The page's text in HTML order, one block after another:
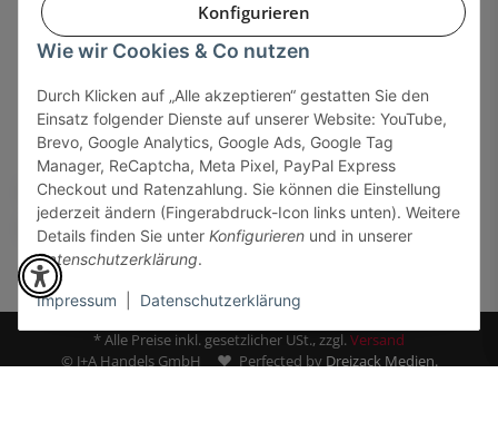
Konfigurieren
Wie wir Cookies & Co nutzen
Durch Klicken auf „Alle akzeptieren“ gestatten Sie den
Einsatz folgender Dienste auf unserer Website: YouTube,
Brevo, Google Analytics, Google Ads, Google Tag
Manager, ReCaptcha, Meta Pixel, PayPal Express
Checkout und Ratenzahlung. Sie können die Einstellung
jederzeit ändern (Fingerabdruck-Icon links unten). Weitere
Details finden Sie unter Konfigurieren und in unserer
Datenschutzerklärung.
Impressum Datenschutzerklärung
Sicher bezahlen via:
* Alle Preise inkl. gesetzlicher USt., zzgl.Versand
© J+A Handels GmbH
Perfected by Dreizack Medien.